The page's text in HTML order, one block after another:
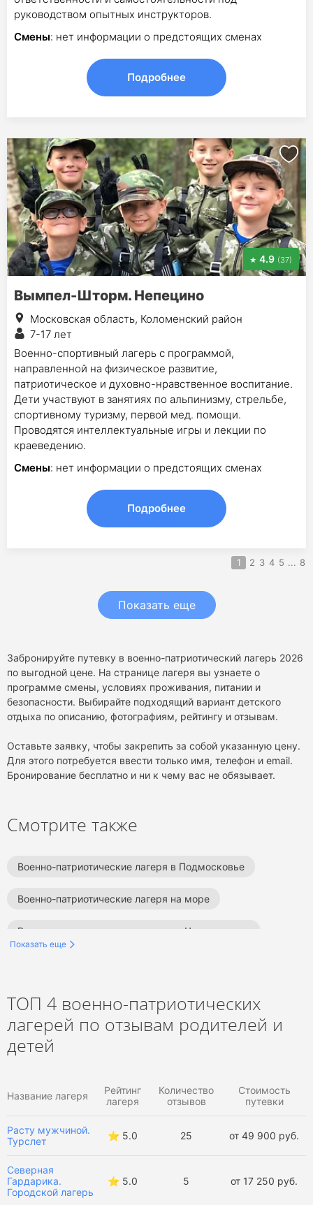
руководством опытных инструкторов.
Смены: нет информации о предстоящих сменах
Подробнее
4.9 (37)
Вымпел-Шторм. Непецино
Московская область, Коломенский район
7-17 лет
Военно-спортивный лагерь с программой,
направленной на физическое развитие,
патриотическое и духовно-нравственное воспитание.
Дети участвуют в занятиях по альпинизму, стрельбе,
спортивному туризму, первой мед. помощи.
Проводятся интеллектуальные игры и лекции по
краеведению.
Смены: нет информации о предстоящих сменах
Подробнее
1 2 3 4 5 ... 8
Показать еще
Забронируйте путевку в военно-патриотический лагерь 2026
по выгодной цене. На странице лагеря вы узнаете о
программе смены, условиях проживания, питании и
безопасности. Выбирайте подходящий вариант детского
отдыха по описанию, фотографиям, рейтингу и отзывам.
Оставьте заявку, чтобы закрепить за собой указанную цену.
Для этого потребуется ввести только имя, телефон и email.
Бронирование бесплатно и ни к чему вас не обязывает.
Смотрите также
Военно-патриотические лагеря в Подмосковье
Военно-патриотические лагеря на море
Военно-патриотические лагеря на Черном море
Военно-патриотические лагеря в Туапсе
Военно-патриотические лагеря в России
Зимние военно-патриотические лагеря
Осенние военно-патриотические лагеря
Показать еще
ТОП 4 военно-патриотических
лагерей по отзывам родителей и
детей
Название лагеря
Рейтинг
лагеря
Количество
отзывов
Стоимость
путевки
Расту мужчиной.
Турслет
⭐️ 5.0 25 от 49 900 руб.
Северная
Гардарика.
Городской лагерь
⭐️ 5.0 5 от 17 250 руб.